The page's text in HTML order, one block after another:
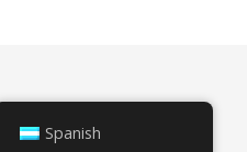
Spanish